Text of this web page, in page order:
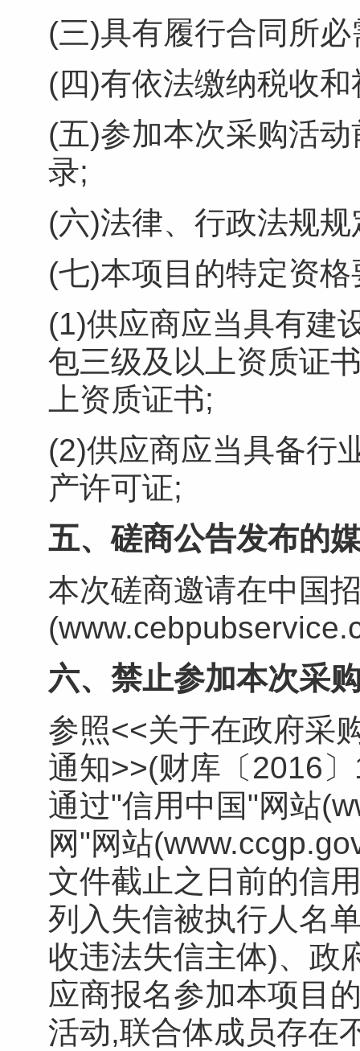
(三)具有履行合同所
(四)有依法缴纳税收
(五)参加本次采购活
录;
(六)法律、行政法规
(七)本项目的特定资格
(1)供应商应当具有建
包三级及以上资质证
上资质证书;
(2)供应商应当具备行
产许可证;
五、磋商公告发布的
本次磋商邀请在中国
六、禁止参加本次采
参照<<关于在政府采
通知>>(财库〔2016
通过"信用中国"网站
网"网站
文件截止之日前的信
列入失信被执行人名
收违法失信主体)、政
应商报名参加本项目
活动,联合体成员存在